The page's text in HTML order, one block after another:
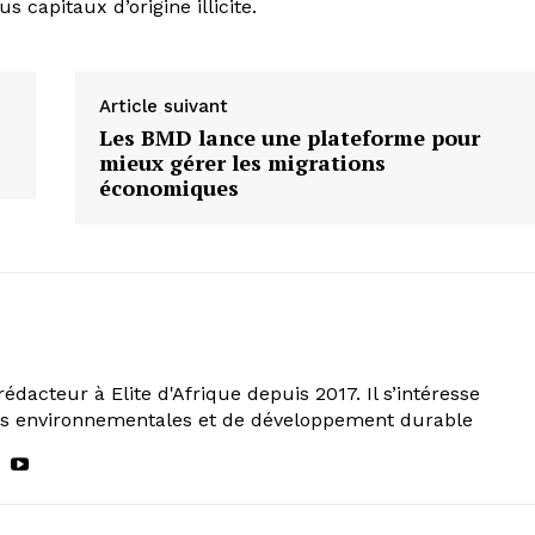
capitaux d’origine illicite.
Article suivant
Les BMD lance une plateforme pour
mieux gérer les migrations
économiques
à Elite d'Afrique depuis 2017. Il s’intéresse
environnementales et de développement durable